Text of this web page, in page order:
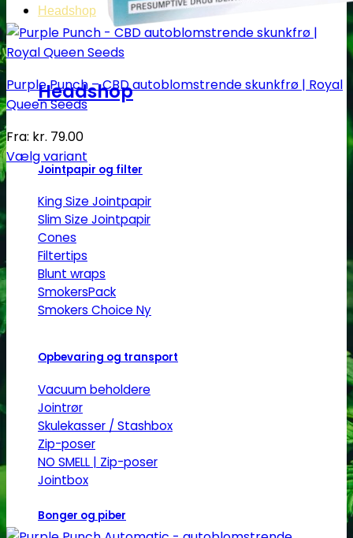
Headshop
Headshop
Jointpapir og filter
King Size Jointpapir
Slim Size Jointpapir
Cones
Filtertips
Blunt wraps
SmokersPack
Smokers Choice
Opbevaring og transport
Vacuum beholdere
Jointrør
Skulekasser / Stashbox
Zip-poser
NO SMELL | Zip-poser
Jointbox
Bonger og piber
Purple Punch – CBD autoblomstrende skunkfrø | Royal
Queen Seeds
Fra: kr. 79.00
Vælg variant
Dette
har
varianter.
Mulighederne
kan
vælges
på
varesiden